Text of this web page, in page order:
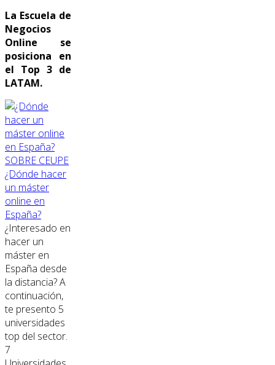
La Escuela de
Negocios
Online se
posiciona en
el Top 3 de
LATAM.
SOBRE CEUPE
¿Dónde hacer
un máster
online en
España?
¿Interesado en
hacer un
máster en
España desde
la distancia? A
continuación,
te presento 5
universidades
top del sector.
7